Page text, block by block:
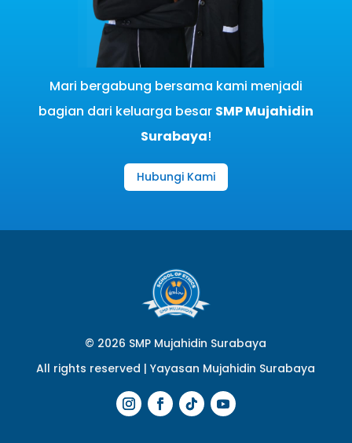
Mari bergabung bersama kami menjadi
bagian dari keluarga besar SMP Mujahidin
Surabaya!
Hubungi Kami
© 2026 SMP Mujahidin Surabaya
All rights reserved |Yayasan Mujahidin Surabaya